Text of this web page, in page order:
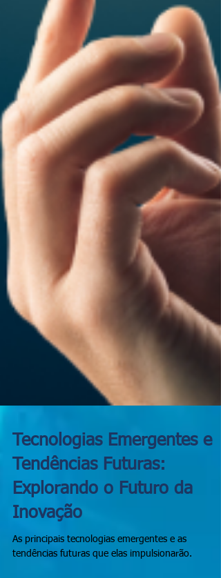
Tecnologias Emergentes e
Tendências Futuras:
Explorando o Futuro da
Inovação